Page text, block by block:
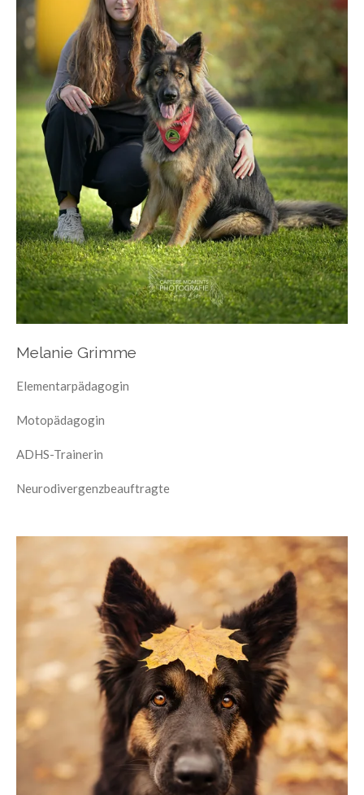
Melanie Grimme
Elementarpädagogin
Motopädagogin
ADHS-Trainerin
Neurodivergenzbeauftragte